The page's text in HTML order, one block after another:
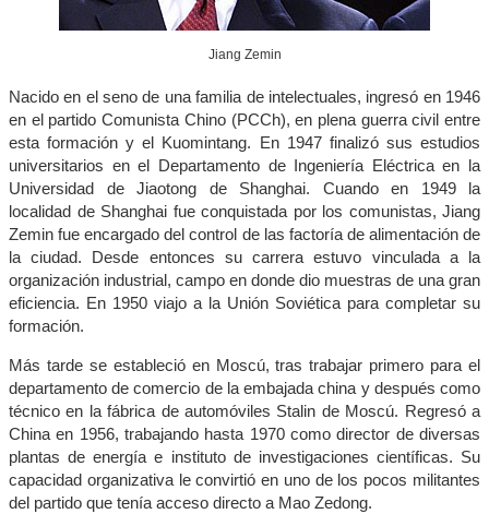
Jiang Zemin
Nacido en el seno de una familia de intelectuales, ingresó en 1946
en el partido Comunista Chino (PCCh), en plena guerra civil entre
esta formación y el Kuomintang. En 1947 finalizó sus estudios
universitarios en el Departamento de Ingeniería Eléctrica en la
Universidad de Jiaotong de Shanghai. Cuando en 1949 la
localidad de Shanghai fue conquistada por los comunistas, Jiang
Zemin fue encargado del control de las factoría de alimentación de
la ciudad. Desde entonces su carrera estuvo vinculada a la
organización industrial, campo en donde dio muestras de una gran
eficiencia. En 1950 viajo a la Unión Soviética para completar su
formación.
Más tarde se estableció en Moscú, tras trabajar primero para el
departamento de comercio de la embajada china y después como
técnico en la fábrica de automóviles Stalin de Moscú. Regresó a
China en 1956, trabajando hasta 1970 como director de diversas
plantas de energía e instituto de investigaciones científicas. Su
capacidad organizativa le convirtió en uno de los pocos militantes
del partido que tenía acceso directo a Mao Zedong.